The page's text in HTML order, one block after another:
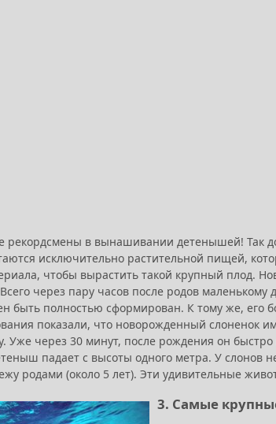
рекордсмены в вынашивании детенышей! Так
исключительно растительной пищей,
чтобы вырастить такой крупный плод.
через пару часов после родов
быть полностью сформирован. К тому же, его
показали, что новорожденный слоненок
через 30 минут, после рождения он быстро
падает с высоты одного метра. У слонов
родами (около 5 лет). Эти удивительные
3. Самые